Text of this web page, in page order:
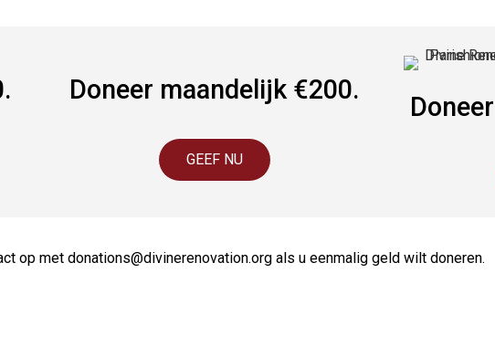
Doneer maandelijk €200.
GEEF NU
op met donations@divinerenovation.org als u eenmalig geld wilt doneren.